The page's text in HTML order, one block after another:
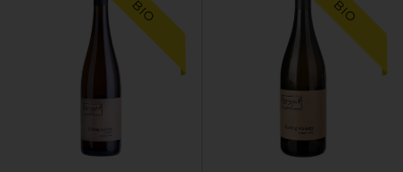
BIO BIO